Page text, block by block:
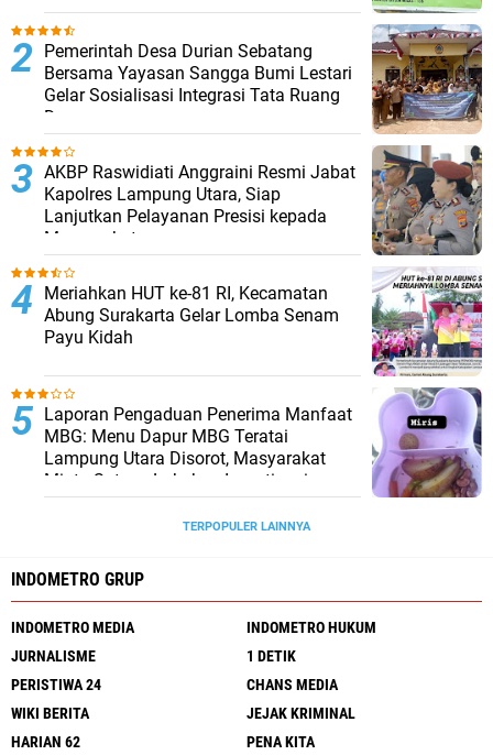
Pemerintah Desa Durian Sebatang
Bersama Yayasan Sangga Bumi Lestari
Gelar Sosialisasi Integrasi Tata Ruang
Desa
AKBP Raswidiati Anggraini Resmi Jabat
Kapolres Lampung Utara, Siap
Lanjutkan Pelayanan Presisi kepada
Masyarakat
Meriahkan HUT ke-81 RI, Kecamatan
Abung Surakarta Gelar Lomba Senam
Payu Kidah
Laporan Pengaduan Penerima Manfaat
MBG: Menu Dapur MBG Teratai
Lampung Utara Disorot, Masyarakat
Minta Satgas Lakukan Investigasi
TERPOPULER LAINNYA
INDOMETRO GRUP
INDOMETRO MEDIA
INDOMETRO HUKUM
JURNALISME
1 DETIK
PERISTIWA 24
CHANS MEDIA
WIKI BERITA
JEJAK KRIMINAL
HARIAN 62
PENA KITA